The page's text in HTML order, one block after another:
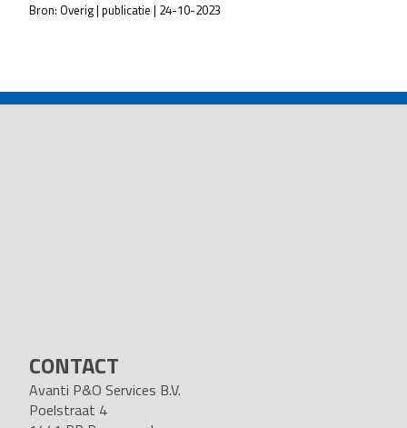
Bron: Overig | publicatie | 24-10-2023
NAVIGATION
CONTACT
Avanti P&O Services B.V.
Poelstraat 4